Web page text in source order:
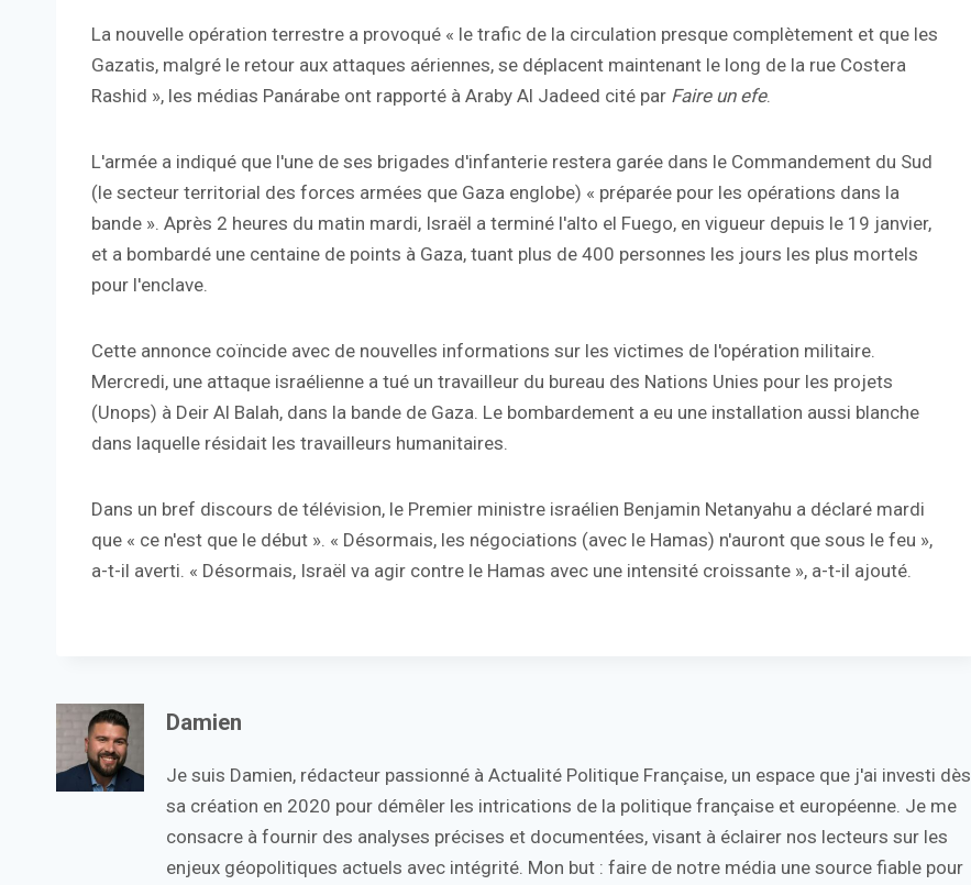
La nouvelle opération terrestre a provoqué « le trafic de la circulation presque complètement et que les
Gazatis, malgré le retour aux attaques aériennes, se déplacent maintenant le long de la rue Costera
Rashid », les médias Panárabe ont rapporté à Araby Al Jadeed cité par Faire un efe.
L'armée a indiqué que l'une de ses brigades d'infanterie restera garée dans le Commandement du Sud
(le secteur territorial des forces armées que Gaza englobe) « préparée pour les opérations dans la
bande ». Après 2 heures du matin mardi, Israël a terminé l'alto el Fuego, en vigueur depuis le 19 janvier,
et a bombardé une centaine de points à Gaza, tuant plus de 400 personnes les jours les plus mortels
pour l'enclave.
Cette annonce coïncide avec de nouvelles informations sur les victimes de l'opération militaire.
Mercredi, une attaque israélienne a tué un travailleur du bureau des Nations Unies pour les projets
(Unops) à Deir Al Balah, dans la bande de Gaza. Le bombardement a eu une installation aussi blanche
dans laquelle résidait les travailleurs humanitaires.
Dans un bref discours de télévision, le Premier ministre israélien Benjamin Netanyahu a déclaré mardi
que « ce n'est que le début ». « Désormais, les négociations (avec le Hamas) n'auront que sous le feu »,
a-t-il averti. « Désormais, Israël va agir contre le Hamas avec une intensité croissante », a-t-il ajouté.
Damien
Je suis Damien, rédacteur passionné à Actualité Politique Française, un espace que j'ai investi dès
sa création en 2020 pour démêler les intrications de la politique française et européenne. Je me
consacre à fournir des analyses précises et documentées, visant à éclairer nos lecteurs sur les
enjeux géopolitiques actuels avec intégrité. Mon but : faire de notre média une source fiable pour